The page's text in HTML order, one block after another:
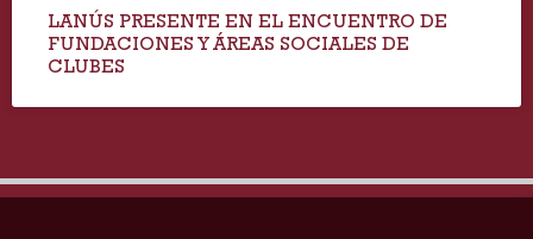
LANÚS PRESENTE EN EL ENCUENTRO DE
FUNDACIONES Y ÁREAS SOCIALES DE
CLUBES